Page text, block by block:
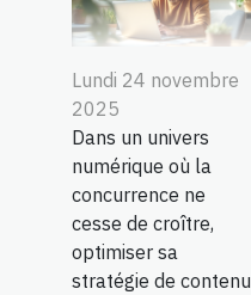
Lundi 24 novembre
2025
Dans un univers
numérique où la
concurrence ne
cesse de croître,
optimiser sa
stratégie de contenu